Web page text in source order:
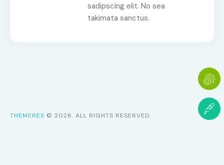
sadipscing elit. No sea
takimata sanctus.
THEMEREX © 2026. ALL RIGHTS RESERVED.